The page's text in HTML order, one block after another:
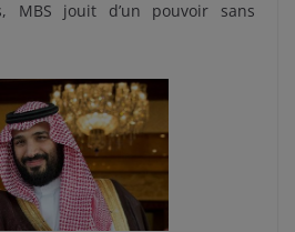
jouit d’un pouvoir sans